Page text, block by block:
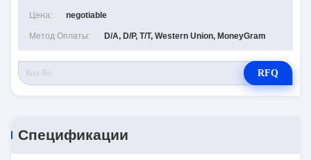
Цена: negotiable
Метод Оплаты: D/A, D/P, T/T, Western Union, MoneyGram
RFQ
Спецификации